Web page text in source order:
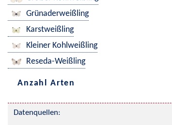
Grünaderweißling
Karstweißling
Kleiner Kohlweißling
Reseda-Weißling
Anzahl Arten
Datenquellen: